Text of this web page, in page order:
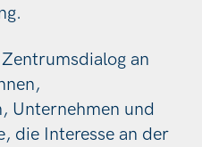
an
Unternehmen und
die Interesse an der